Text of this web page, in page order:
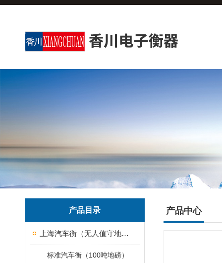
产品目录
上海汽车衡（无人值守地磅）
标准汽车衡（100吨地磅）
产品中心